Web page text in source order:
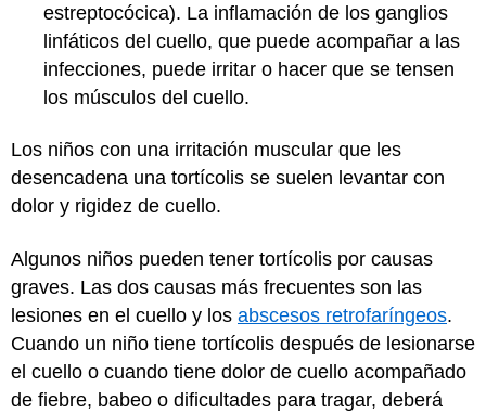
estreptocócica). La inflamación de los ganglios
linfáticos del cuello, que puede acompañar a las
infecciones, puede irritar o hacer que se tensen
los músculos del cuello.
Los niños con una irritación muscular que les
desencadena una tortícolis se suelen levantar con
dolor y rigidez de cuello.
Algunos niños pueden tener tortícolis por causas
graves. Las dos causas más frecuentes son las
lesiones en el cuello y los abscesos retrofaríngeos.
Cuando un niño tiene tortícolis después de lesionarse
el cuello o cuando tiene dolor de cuello acompañado
de fiebre, babeo o dificultades para tragar, deberá